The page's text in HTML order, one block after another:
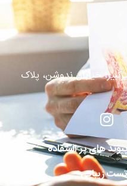
خیابان ندوشن، پلاک
پیوند های پر استفاده
تست زیبایی